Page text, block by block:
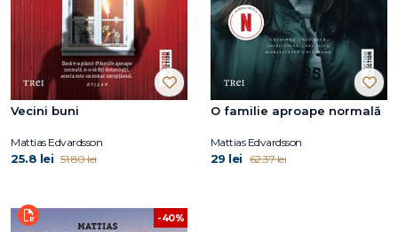
Vecini buni
Mattias Edvardsson
25.8 lei 51.80 lei
O familie aproape normală
Mattias Edvardsson
29 lei 62.37 lei
-40%